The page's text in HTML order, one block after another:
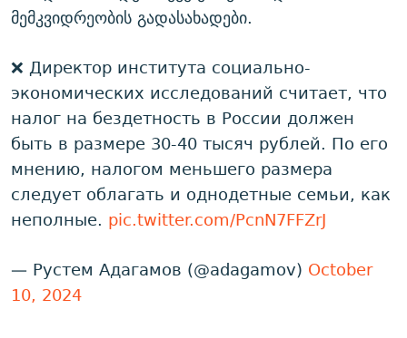
მემკვიდრეობის გადასახადები.
❌ Директор института социально-
экономических исследований считает, что
налог на бездетность в России должен
быть в размере 30-40 тысяч рублей. По его
мнению, налогом меньшего размера
следует облагать и однодетные семьи, как
неполные. pic.twitter.com/PcnN7FFZrJ
— Рустем Адагамов (@adagamov) October
10, 2024